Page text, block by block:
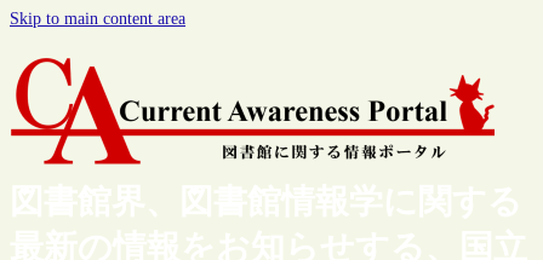
Skip to main content area
図書館界、図書館情報学に関する
最新の情報をお知らせする、国立